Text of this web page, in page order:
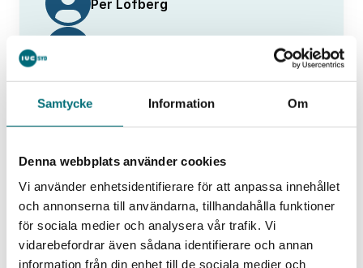
Samtycke Information Om
Denna webbplats använder cookies
Vi använder enhetsidentifierare för att anpassa innehållet
och annonserna till användarna, tillhandahålla funktioner
för sociala medier och analysera vår trafik. Vi
vidarebefordrar även sådana identifierare och annan
information från din enhet till de sociala medier och
Per Löfberg
Mats Larsson
Senior affärsutvecklare
- IUC Syd
Visa fler medverkande
Kontakt